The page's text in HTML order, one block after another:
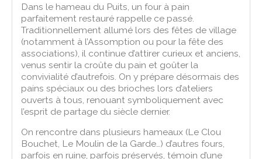
Dans le hameau du Puits, un four à pain
parfaitement restauré rappelle ce passé.
Traditionnellement allumé lors des fêtes de village
(notamment à l’Assomption ou pour la fête des
associations), il continue d’attirer curieux et anciens,
venus sentir la croûte du pain et goûter la
convivialité d’autrefois. On y prépare désormais des
pains spéciaux ou des brioches lors d’ateliers
ouverts à tous, renouant symboliquement avec
l’esprit de partage du siècle dernier.
On rencontre dans plusieurs hameaux (Le Clou
Bouchet, Le Moulin de la Garde…) d’autres fours,
parfois en ruine, parfois préservés, témoin d’une